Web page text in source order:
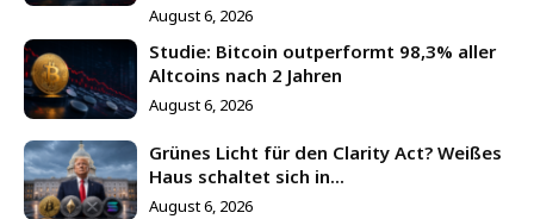
August 6, 2026
Studie: Bitcoin outperformt 98,3% aller
Altcoins nach 2 Jahren
August 6, 2026
Grünes Licht für den Clarity Act? Weißes
Haus schaltet sich in...
August 6, 2026